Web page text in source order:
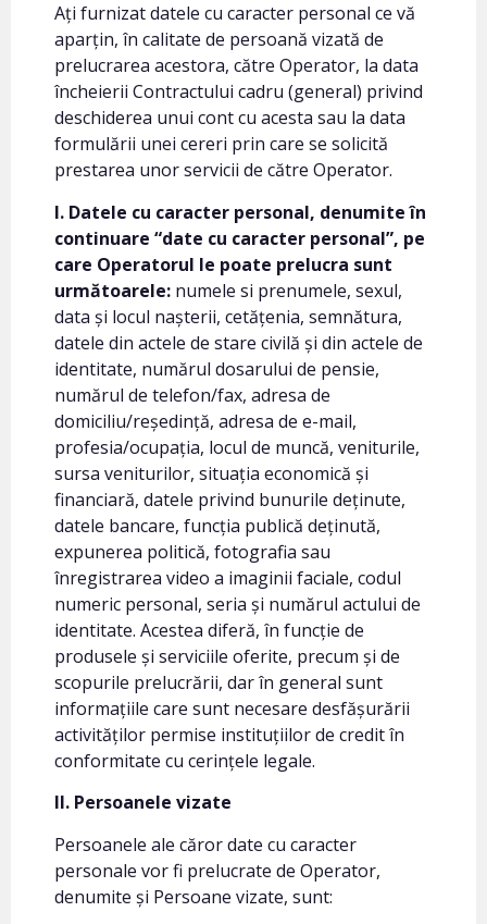
Ați furnizat datele cu caracter personal ce vă
aparțin, în calitate de persoană vizată de
prelucrarea acestora, către Operator, la data
încheierii Contractului cadru (general) privind
deschiderea unui cont cu acesta sau la data
formulării unei cereri prin care se solicită
prestarea unor servicii de către Operator.
I. Datele cu caracter personal, denumite în
continuare “date cu caracter personal”, pe
care Operatorul le poate prelucra sunt
următoarele: numele si prenumele, sexul,
data și locul nașterii, cetățenia, semnătura,
datele din actele de stare civilă și din actele de
identitate, numărul dosarului de pensie,
numărul de telefon/fax, adresa de
domiciliu/reședință, adresa de e-mail,
profesia/ocupația, locul de muncă, veniturile,
sursa veniturilor, situația economică și
financiară, datele privind bunurile deținute,
datele bancare, funcția publică deținută,
expunerea politică, fotografia sau
înregistrarea video a imaginii faciale, codul
numeric personal, seria și numărul actului de
identitate. Acestea diferă, în funcție de
produsele și serviciile oferite, precum și de
scopurile prelucrării, dar în general sunt
informațiile care sunt necesare desfășurării
activităților permise instituțiilor de credit în
conformitate cu cerințele legale.
II. Persoanele vizate
Persoanele ale căror date cu caracter
personale vor fi prelucrate de Operator,
denumite și Persoane vizate, sunt: